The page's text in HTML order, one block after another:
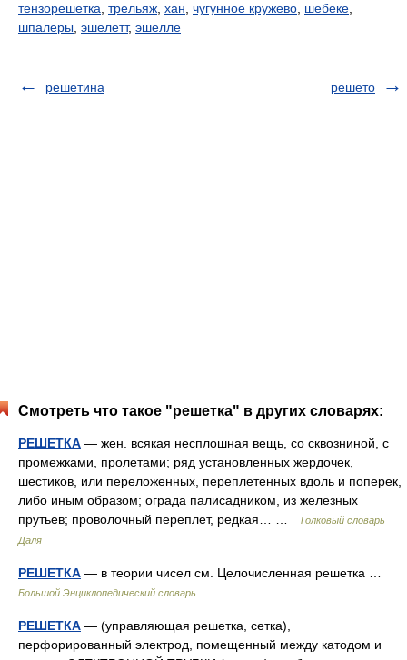
тензорешетка трельяж хан чугунное кружево шебеке
шпалеры эшелетт, эшелле
решетина решето
Смотреть что такое "решетка" в других словарях:
РЕШЕТКА — жен. всякая несплошная вещь, со сквозниной, с
промежками, пролетами; ряд установленных жердочек,
шестиков, или переложенных, переплетенных вдоль и поперек,
либо иным образом; ограда палисадником, из железных
прутьев; проволочный переплет, редкая… …
Толковый словарь
Даля
РЕШЕТКА — в теории чисел см. Целочисленная решетка …
Большой Энциклопедический словарь
РЕШЕТКА — (управляющая решетка, сетка),
перфорированный электрод, помещенный между катодом и